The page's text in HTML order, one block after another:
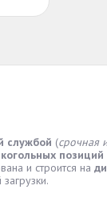
службой (срочная
позиций
и строится на